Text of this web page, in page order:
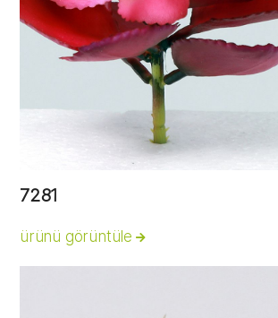
7281
ürünü görüntüle